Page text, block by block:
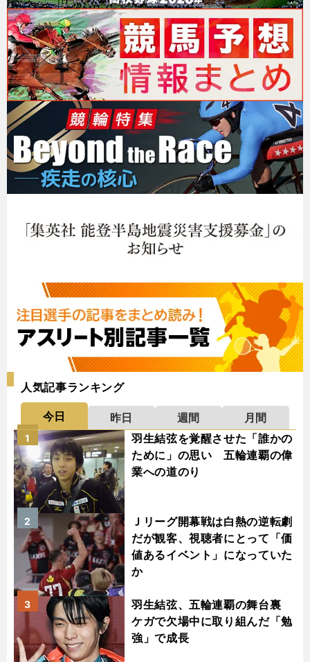
人気記事ランキング
今日 昨日 週間
月間
羽生結弦を覚醒させた「誰かの
ために」の思い 五輪連覇の偉
業への道のり
1
Ｊリーグ開幕戦は白熱の逆転劇
だが観客、視聴者にとって「価
値あるイベント」になっていた
か
2
羽生結弦、五輪連覇の舞台裏
ケガで欠場中に取り組んだ「勉
強」で成長
3